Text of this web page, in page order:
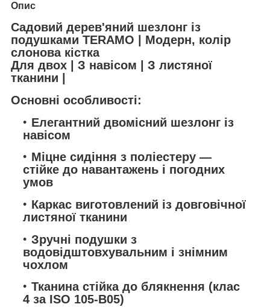
Опис
Садовий дерев'яний шезлонг із
подушками TERAMO | Модерн, колір
слонова кістка
Для двох | З навісом | З листяної
тканини |
Основні особливості:
Елегантний двомісний шезлонг із
навісом
Міцне сидіння з поліестеру —
стійке до навантажень і погодних
умов
Каркас виготовлений із довговічної
листяної тканини
Зручні подушки з
водовідштовхувальним і знімним
чохлом
Тканина стійка до блякнення (клас
4 за ISO 105-B05)